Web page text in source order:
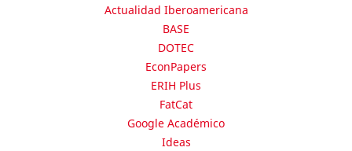
Actualidad Iberoamericana
BASE
DOTEC
EconPapers
ERIH Plus
FatCat
Google Académico
Ideas